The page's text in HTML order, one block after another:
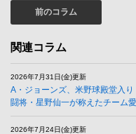
前のコラム
関連コラム
2026年7月31日(金)更新
A・ジョーンズ、米野球殿堂入り
闘将・星野仙一が称えたチーム愛
2026年7月24日(金)更新